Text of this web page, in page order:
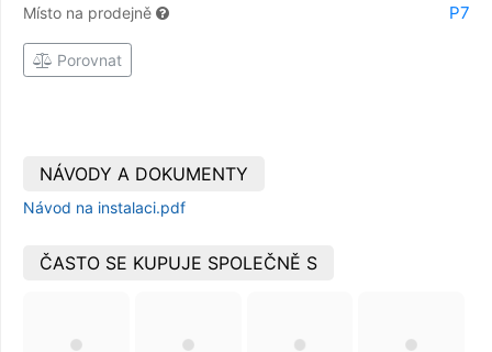
Místo na prodejně
P7
Porovnat
NÁVODY A DOKUMENTY
Návod na instalaci.pdf
ČASTO SE KUPUJE SPOLEČNĚ S